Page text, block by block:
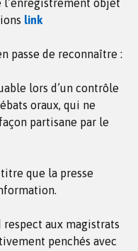
l’enregistrement objet
link
passe de reconnaître :
lors d’un contrôle
oraux, qui ne
partisane par le
que la presse
respect aux magistrats
penchés avec